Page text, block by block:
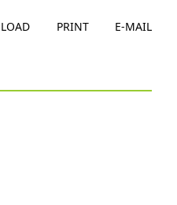
PRINT E-MAIL